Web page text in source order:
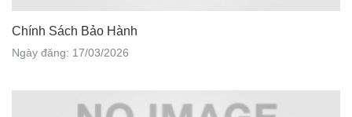
Chính Sách Bảo Hành
Ngày đăng: 17/03/2026